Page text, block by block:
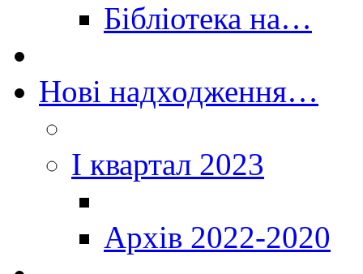
Бібліотека на…
Нові надходження…
I квартал 2023
Архів 2022-2020